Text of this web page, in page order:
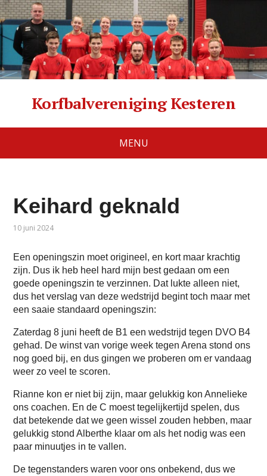
Korfbalvereniging Kesteren
MENU
Keihard geknald
10 juni 2024
Een openingszin moet origineel, en kort maar krachtig
zijn. Dus ik heb heel hard mijn best gedaan om een
goede openingszin te verzinnen. Dat lukte alleen niet,
dus het verslag van deze wedstrijd begint toch maar met
een saaie standaard openingszin:
Zaterdag 8 juni heeft de B1 een wedstrijd tegen DVO B4
gehad. De winst van vorige week tegen Arena stond ons
nog goed bij, en dus gingen we proberen om er vandaag
weer zo veel te scoren.
Rianne kon er niet bij zijn, maar gelukkig kon Annelieke
ons coachen. En de C moest tegelijkertijd spelen, dus
dat betekende dat we geen wissel zouden hebben, maar
gelukkig stond Alberthe klaar om als het nodig was een
paar minuutjes in te vallen.
De tegenstanders waren voor ons onbekend, dus we